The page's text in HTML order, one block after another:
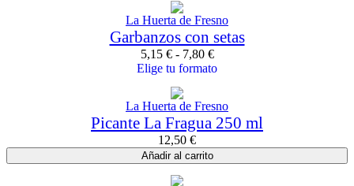
La Huerta de Fresno
Garbanzos con setas
5,15 €- 7,80 €
Elige tu formato
La Huerta de Fresno
Picante La Fragua 250 ml
12,50 €
Añadir al carrito